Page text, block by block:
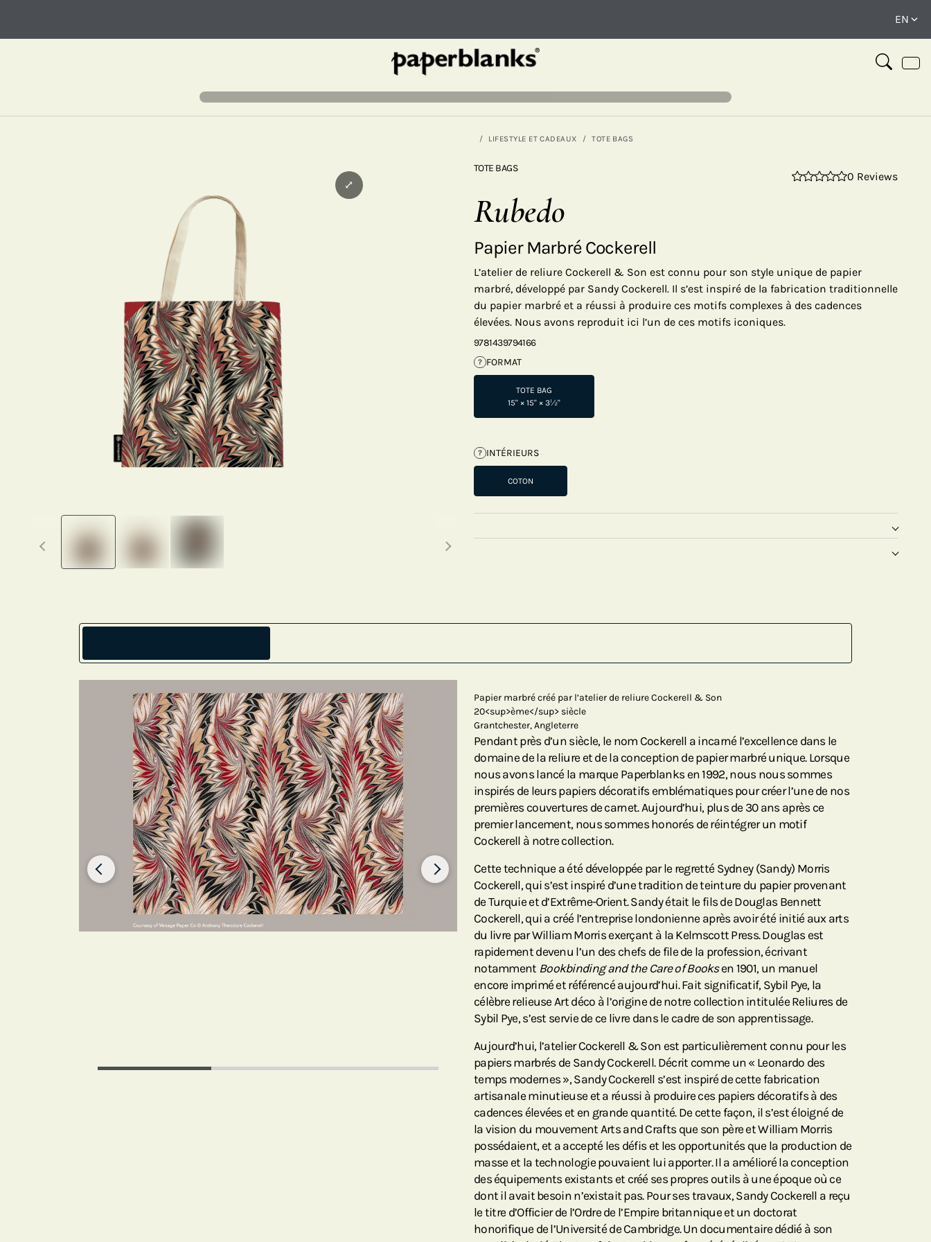
LIFESTYLE ET CADEAUX TOTE BAGS
⤢
TOTE BAGS
0 Reviews
Rubedo
Papier Marbré Cockerell
L’atelier de reliure Cockerell & Son est connu pour son style unique de papier
marbré, développé par Sandy Cockerell. Il s’est inspiré de la fabrication traditionnelle
du papier marbré et a réussi à produire ces motifs complexes à des cadences
élevées. Nous avons reproduit ici l’un de ces motifs iconiques.
9781439794166
? FORMAT
TOTE BAG
15" × 15" × 3½"
? INTÉRIEURS
COTON
Papier marbré créé par l’atelier de reliure Cockerell & Son
20<sup>ème</sup> siècle
Grantchester, Angleterre
Pendant près d’un siècle, le nom Cockerell a incarné l’excellence dans le
domaine de la reliure et de la conception de papier marbré unique. Lorsque
nous avons lancé la marque Paperblanks en 1992, nous nous sommes
inspirés de leurs papiers décoratifs emblématiques pour créer l’une de nos
premières couvertures de carnet. Aujourd’hui, plus de 30 ans après ce
premier lancement, nous sommes honorés de réintégrer un motif
Cockerell à notre collection.
Cette technique a été développée par le regretté Sydney (Sandy) Morris
Cockerell, qui s’est inspiré d’une tradition de teinture du papier provenant
de Turquie et d’Extrême-Orient. Sandy était le fils de Douglas Bennett
Cockerell, qui a créé l’entreprise londonienne après avoir été initié aux arts
du livre par William Morris exerçant à la Kelmscott Press. Douglas est
rapidement devenu l’un des chefs de file de la profession, écrivant
notamment Bookbinding and the Care of Booksen 1901, un manuel
encore imprimé et référencé aujourd’hui. Fait significatif, Sybil Pye, la
célèbre relieuse Art déco à l’origine de notre collection intitulée Reliures de
Sybil Pye, s’est servie de ce livre dans le cadre de son apprentissage.
Aujourd’hui, l’atelier Cockerell & Son est particulièrement connu pour les
papiers marbrés de Sandy Cockerell. Décrit comme un « Leonardo des
temps modernes », Sandy Cockerell s’est inspiré de cette fabrication
artisanale minutieuse et a réussi à produire ces papiers décoratifs à des
cadences élevées et en grande quantité. De cette façon, il s’est éloigné de
la vision du mouvement Arts and Crafts que son père et William Morris
possédaient, et a accepté les défis et les opportunités que la production de
masse et la technologie pouvaient lui apporter. Il a amélioré la conception
des équipements existants et créé ses propres outils à une époque où ce
dont il avait besoin n’existait pas. Pour ses travaux, Sandy Cockerell a reçu
le titre d’Officier de l’Ordre de l’Empire britannique et un doctorat
honorifique de l’Université de Cambridge. Un documentaire dédié à son